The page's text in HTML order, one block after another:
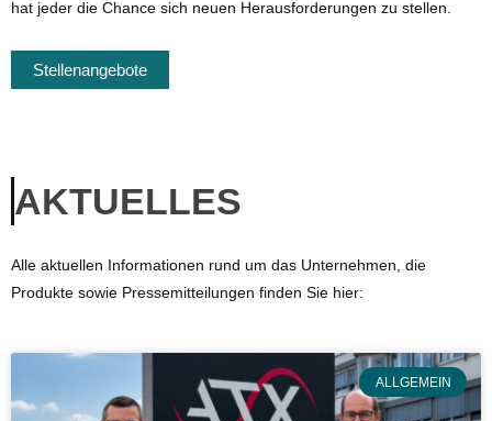
hat jeder die Chance sich neuen Herausforderungen zu stellen.
Stellenangebote
AKTUELLES
Alle aktuellen Informationen rund um das Unternehmen, die
Produkte sowie Pressemitteilungen finden Sie hier:
ALLGEMEIN